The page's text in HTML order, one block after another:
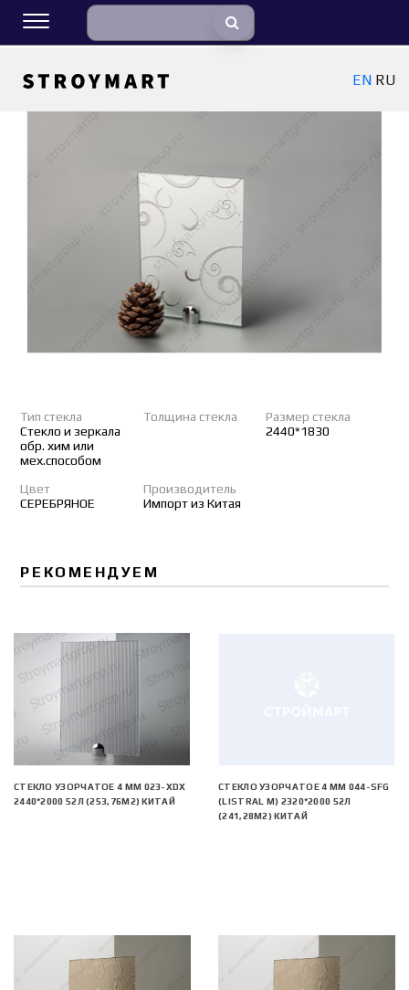
EN RU
Тип стекла
Стекло и зеркала
обр. хим или
мех.способом
Толщина стекла
Размер стекла
2440*1830
Цвет
СЕРЕБРЯНОЕ
Производитель
Импорт из Китая
РЕКОМЕНДУЕМ
СТЕКЛО УЗОРЧАТОЕ 4 MM 023-XDX
2440*2000 52Л (253,76М2) КИТАЙ
СТЕКЛО УЗОРЧАТОЕ 4 MM 044-SFG
(LISTRAL M) 2320*2000 52Л
(241,28М2) КИТАЙ